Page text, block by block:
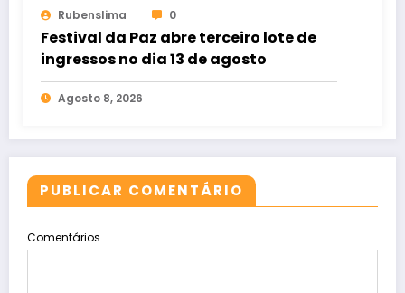
Rubenslima 0
Festival da Paz abre terceiro lote de
ingressos no dia 13 de agosto
Agosto 8, 2026
PUBLICAR COMENTÁRIO
Comentários